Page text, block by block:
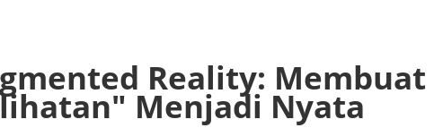
Reality: Membuat
Menjadi Nyata